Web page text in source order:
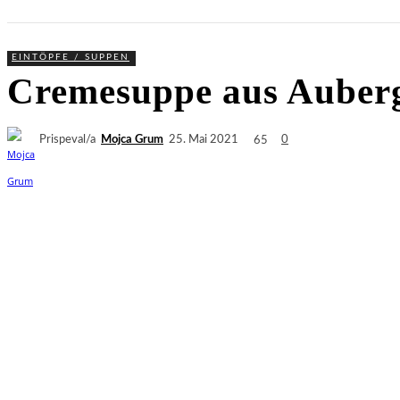
EINTÖPFE / SUPPEN
Cremesuppe aus
Prispeval/a Mojca Grum 25. Mai 2021 65 0